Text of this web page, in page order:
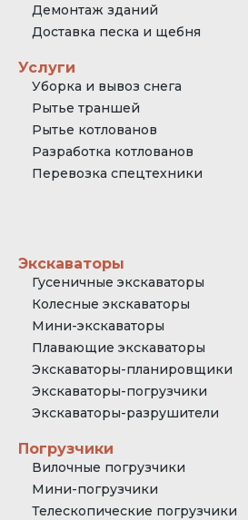
Демонтаж зданий
Доставка песка и щебня
Услуги
Уборка и вывоз снега
Рытье траншей
Рытье котлованов
Разработка котлованов
Перевозка спецтехники
Экскаваторы
Гусеничные экскаваторы
Колесные экскаваторы
Мини-экскаваторы
Плавающие экскаваторы
Экскаваторы-планировщики
Экскаваторы-погрузчики
Экскаваторы-разрушители
Погрузчики
Вилочные погрузчики
Мини-погрузчики
Телескопические погрузчики